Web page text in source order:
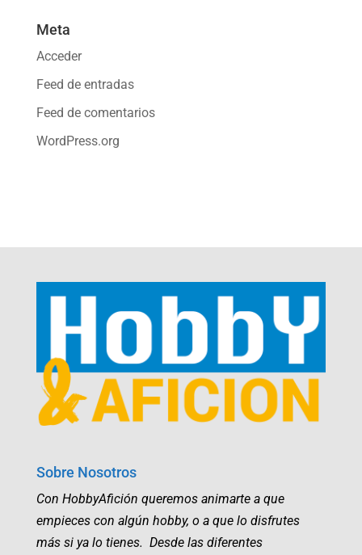
Meta
Acceder
Feed de entradas
Feed de comentarios
WordPress.org
Sobre Nosotros
Con HobbyAfición queremos animarte a que
empieces con algún hobby, o a que lo disfrutes
más si ya lo tienes. Desde las diferentes